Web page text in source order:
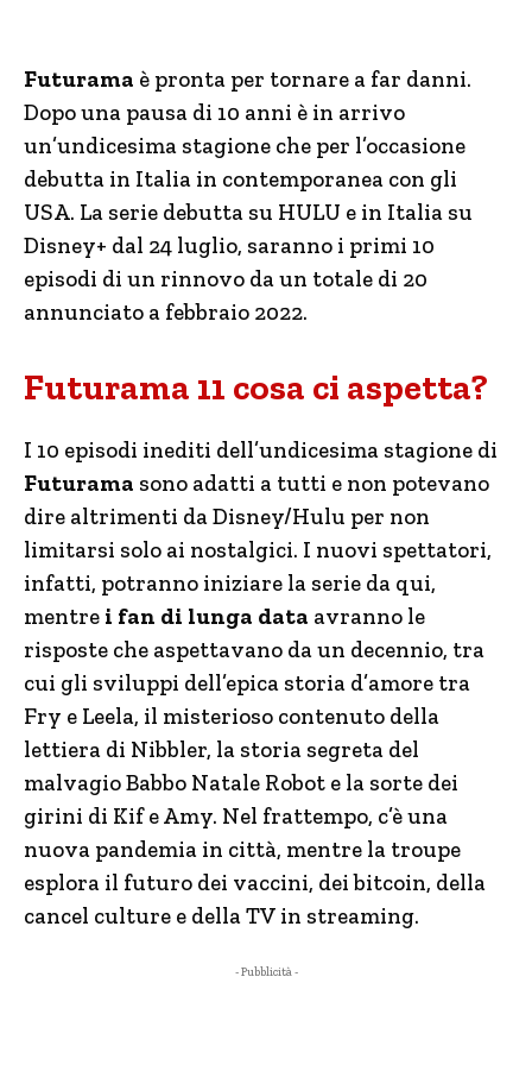
Futurama è pronta per tornare a far danni.
Dopo una pausa di 10 anni è in arrivo
un’undicesima stagione che per l’occasione
debutta in Italia in contemporanea con gli
USA. La serie debutta su HULU e in Italia su
Disney+ dal 24 luglio, saranno i primi 10
episodi di un rinnovo da un totale di 20
annunciato a febbraio 2022.
Futurama 11 cosa ci aspetta?
I 10 episodi inediti dell’undicesima stagione di
Futurama sono adatti a tutti e non potevano
dire altrimenti da Disney/Hulu per non
limitarsi solo ai nostalgici. I nuovi spettatori,
infatti, potranno iniziare la serie da qui,
mentre i fan di lunga data avranno le
risposte che aspettavano da un decennio, tra
cui gli sviluppi dell’epica storia d’amore tra
Fry e Leela, il misterioso contenuto della
lettiera di Nibbler, la storia segreta del
malvagio Babbo Natale Robot e la sorte dei
girini di Kif e Amy. Nel frattempo, c’è una
nuova pandemia in città, mentre la troupe
esplora il futuro dei vaccini, dei bitcoin, della
cancel culture e della TV in streaming.
- Pubblicità -